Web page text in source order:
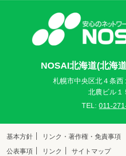
NOSAI北海道(北海
札幌市中央区北４条
北農ビル１
TEL:011-
基本方針
リンク・著作権・免責事項
公表事項
リンク サイトマップ